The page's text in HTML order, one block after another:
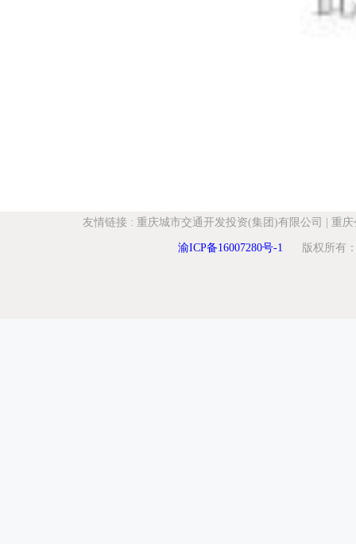
友情链接 : 重庆城市交通开发投资(集团)有限公司 重庆
渝ICP备16007280号-1 版权所有：